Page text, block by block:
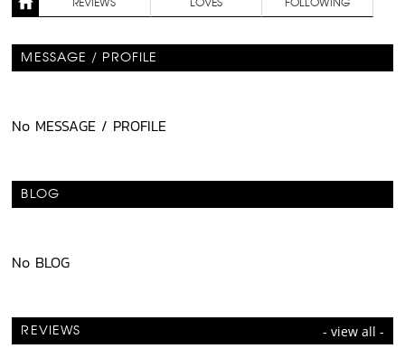
REVIEWS LOVES FOLLOWING
MESSAGE / PROFILE
No MESSAGE / PROFILE
BLOG
No BLOG
REVIEWS - view all -